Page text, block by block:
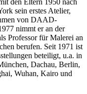
sein erstes Atelier,
von DAAD-
nimmt er an der
Professor für Malerei an
berufen. Seit 1971 ist
beteiligt, u.a. in
Dachau, Berlin,
Wuhan, Kairo und